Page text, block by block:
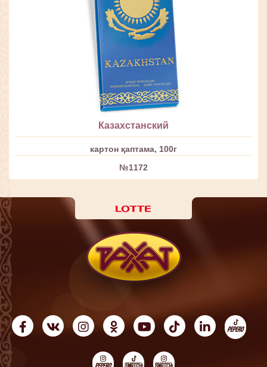
Казахстанский
картон қаптама, 100г
№1172